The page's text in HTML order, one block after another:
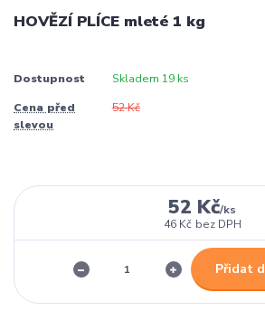
HOVĚZÍ PLÍCE mleté 1 kg
Dostupnost Skladem 19 ks
Cena před
slevou
52 Kč
52 Kč/ks
46 Kč bez DPH
Přidat